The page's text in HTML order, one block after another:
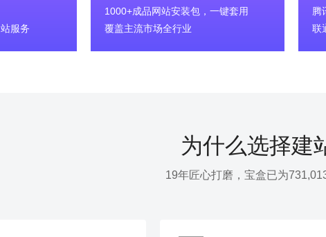
服务
1000+成品网站安装包，一键套用
覆盖主流市场全行业
腾
联
为什么选择建
19年匠心打磨，宝盒已为